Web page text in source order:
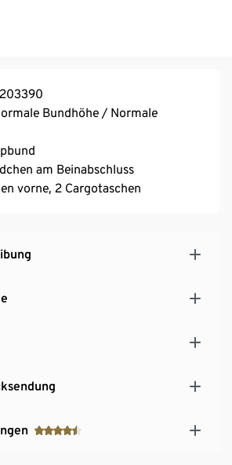
Bundhöhe / Normale
am Beinabschluss
vorne, 2 Cargotaschen